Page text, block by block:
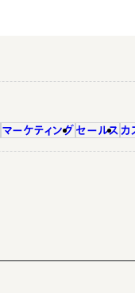
マーケティング セールス カ